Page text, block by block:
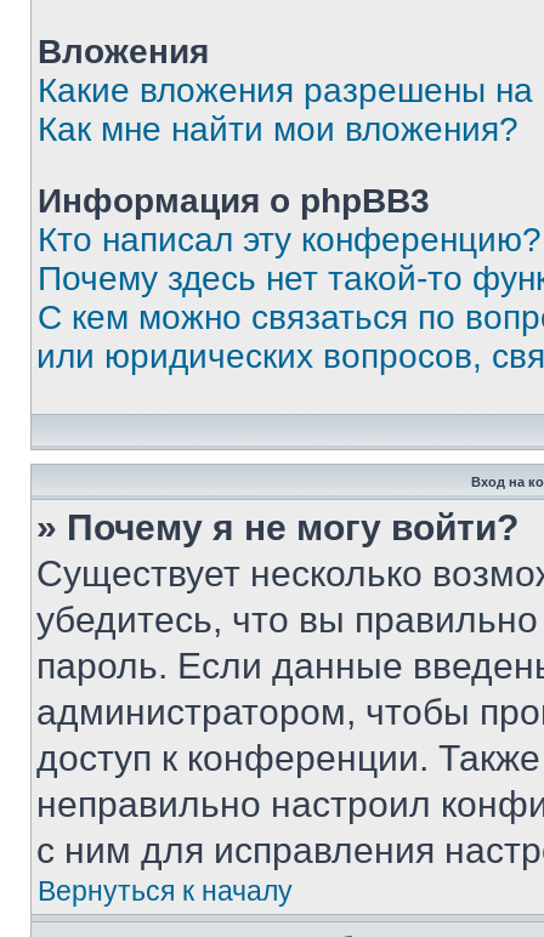
Вложения
Какие вложения разрешены
Как мне найти мои вложения?
Информация о phpBB3
Кто написал эту конференцию?
Почему здесь нет такой-то
С кем можно связаться по
или юридических вопросов,
Вход на
» Почему я не могу войти?
Существует несколько
убедитесь, что вы
пароль. Если данные
администратором, чтобы
доступ к конференции.
неправильно настроил
с ним для исправления
Вернуться к началу